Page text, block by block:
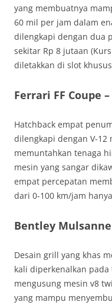
yang membuatnya
60 mil per jam dalam
dilengkapi dengan dua
sekitar Rp 8 jutaan
diletakkan di slot
Ferrari FF Coupe
Hatchback empat
dilengkapi dengan V-12
memuntahkan tenaga
mesin yang sangar
empat percepatan
dari 0-100 km/jam
Bentley
Desain grill yang khas
kali diperkenalkan
mengusung mesin v8
yang mampu